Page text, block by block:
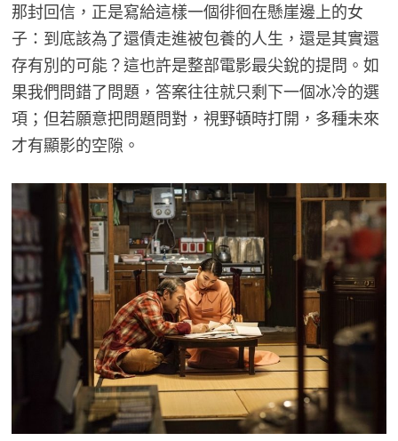
那封回信，正是寫給這樣一個徘徊在懸崖邊上的女
子：到底該為了還債走進被包養的人生，還是其實還
存有別的可能？這也許是整部電影最尖銳的提問。如
果我們問錯了問題，答案往往就只剩下一個冰冷的選
項；但若願意把問題問對，視野頓時打開，多種未來
才有顯影的空隙。